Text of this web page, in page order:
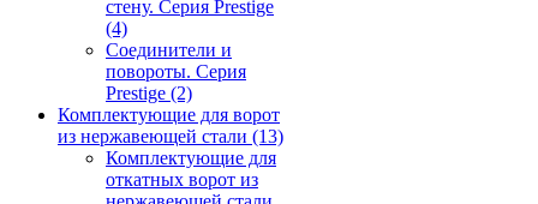
стену. Серия Prestige
(4)
Соединители и
повороты. Серия
Prestige (2)
Комплектующие для ворот
из нержавеющей стали (13)
Комплектующие для
откатных ворот из